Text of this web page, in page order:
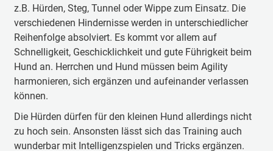
z.B. Hürden, Steg, Tunnel oder Wippe zum Einsatz. Die
verschiedenen Hindernisse werden in unterschiedlicher
Reihenfolge absolviert. Es kommt vor allem auf
Schnelligkeit, Geschicklichkeit und gute Führigkeit beim
Hund an. Herrchen und Hund müssen beim Agility
harmonieren, sich ergänzen und aufeinander verlassen
können.
Die Hürden dürfen für den kleinen Hund allerdings nicht
zu hoch sein. Ansonsten lässt sich das Training auch
wunderbar mit Intelligenzspielen und Tricks ergänzen.